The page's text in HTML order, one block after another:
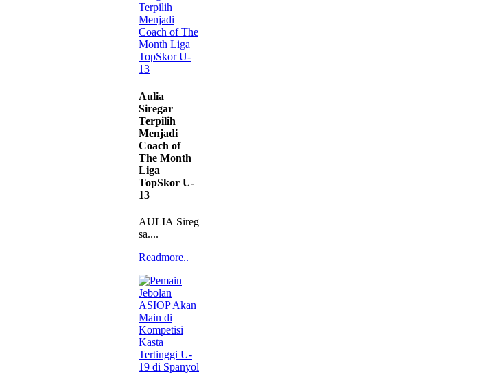
Aulia
Siregar
Terpilih
Menjadi
Coach of
The Month
Liga
TopSkor U-
13
AULIA Siregar
sa....
Readmore..